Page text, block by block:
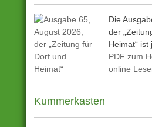
Die
der
Heimat“
PDF zum
online
Kummerkasten